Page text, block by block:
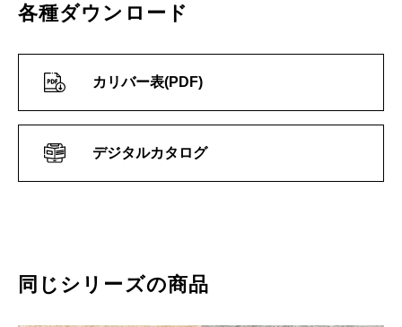
各種ダウンロード
カリバー表(PDF)
デジタルカタログ
同じシリーズの商品